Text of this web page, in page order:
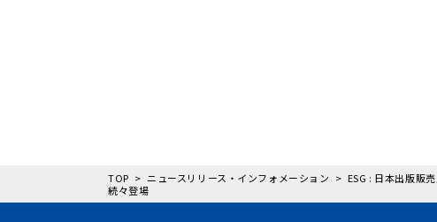
TOP ニュースリリース・インフォメーション
ESG : 日本出版販
続々登場